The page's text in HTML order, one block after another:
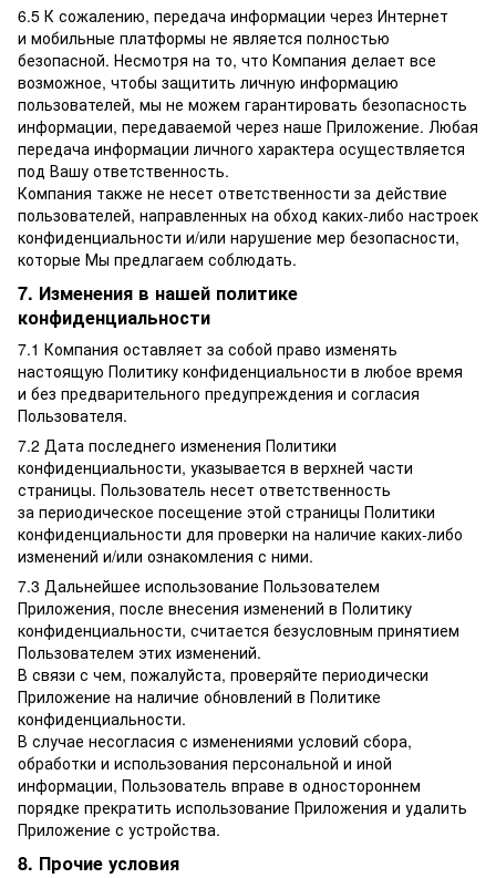
6.5 К сожалению, передача информации через Интернет
и мобильные платформы не является полностью
безопасной. Несмотря на то, что Компания делает все
возможное, чтобы защитить личную информацию
пользователей, мы не можем гарантировать безопасность
информации, передаваемой через наше Приложение. Любая
передача информации личного характера осуществляется
под Вашу ответственность.
Компания также не несет ответственности за действие
пользователей, направленных на обход каких-либо настроек
конфиденциальности и/или нарушение мер безопасности,
которые Мы предлагаем соблюдать.
7. Изменения в нашей политике
конфиденциальности
7.1 Компания оставляет за собой право изменять
настоящую Политику конфиденциальности в любое время
и без предварительного предупреждения и согласия
Пользователя.
7.2 Дата последнего изменения Политики
конфиденциальности, указывается в верхней части
страницы. Пользователь несет ответственность
за периодическое посещение этой страницы Политики
конфиденциальности для проверки на наличие каких-либо
изменений и/или ознакомления с ними.
7.3 Дальнейшее использование Пользователем
Приложения, после внесения изменений в Политику
конфиденциальности, считается безусловным принятием
Пользователем этих изменений.
В связи с чем, пожалуйста, проверяйте периодически
Приложение на наличие обновлений в Политике
конфиденциальности.
В случае несогласия с изменениями условий сбора,
обработки и использования персональной и иной
информации, Пользователь вправе в одностороннем
порядке прекратить использование Приложения и удалить
Приложение с устройства.
8. Прочие условия